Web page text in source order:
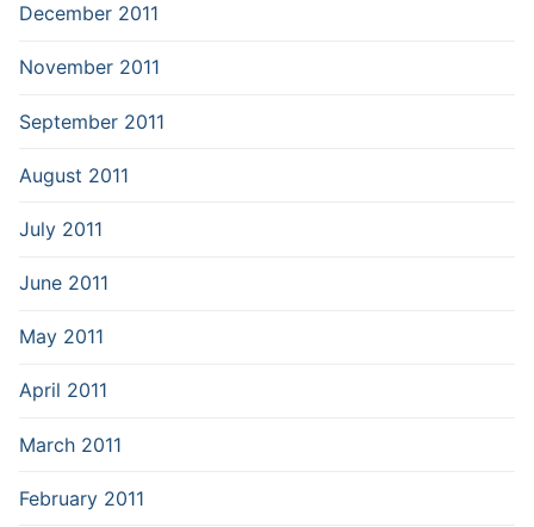
December 2011
November 2011
September 2011
August 2011
July 2011
June 2011
May 2011
April 2011
March 2011
February 2011